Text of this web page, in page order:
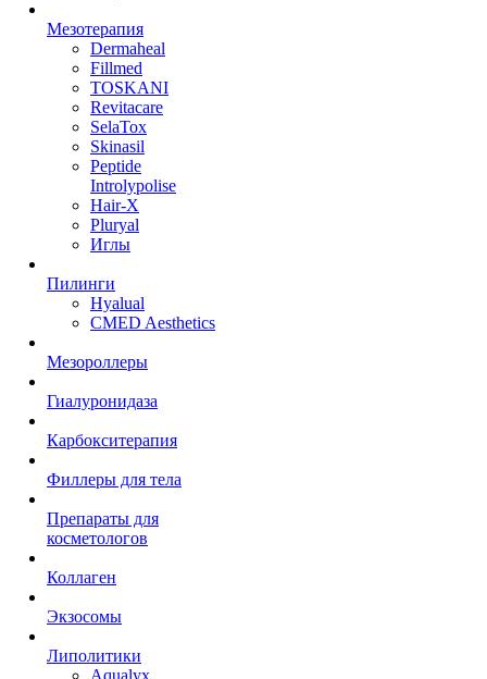
Мезотерапия
Dermaheal
Fillmed
TOSKANI
Revitacare
SelaTox
Skinasil
Peptide
Introlypolise
Hair-X
Pluryal
Иглы
Пилинги
Hyalual
CMED Aesthetics
Мезороллеры
Гиалуронидаза
Карбокситерапия
Филлеры для тела
Препараты для
косметологов
Коллаген
Экзосомы
Липолитики
Aqualyx